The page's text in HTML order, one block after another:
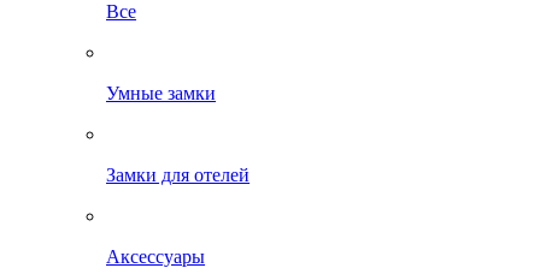
Все
Умные замки
Замки для отелей
Аксессуары